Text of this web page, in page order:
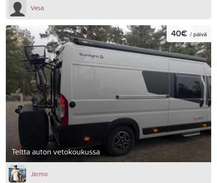
Vesa
Teltta auton vetokoukussa
40€ / päivä
Jarmo